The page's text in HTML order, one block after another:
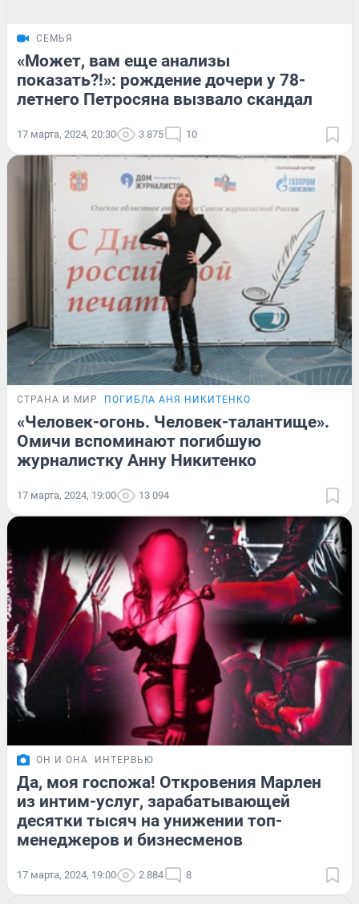
СЕМЬЯ
«Может, вам еще анализы
показать?!»: рождение дочери у 78-
летнего Петросяна вызвало скандал
17 марта, 2024, 20:30 3 875 10
СТРАНА И МИР ПОГИБЛА АНЯ НИКИТЕНКО
«Человек-огонь. Человек-талантище».
Омичи вспоминают погибшую
журналистку Анну Никитенко
17 марта, 2024, 19:00 13 094
ОН И ОНА ИНТЕРВЬЮ
Да, моя госпожа! Откровения Марлен
из интим-услуг, зарабатывающей
десятки тысяч на унижении топ-
менеджеров и бизнесменов
17 марта, 2024, 19:00 2 884 8